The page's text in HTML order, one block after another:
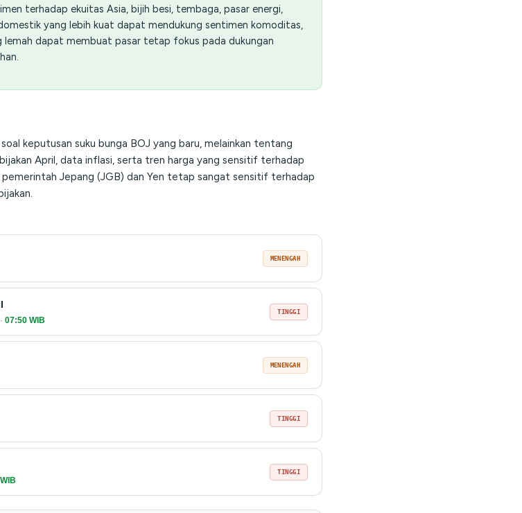
terhadap ekuitas Asia, bijih besi, tembaga, pasar energi,
yang lebih kuat dapat mendukung sentimen komoditas,
dapat membuat pasar tetap fokus pada dukungan
keputusan suku bunga BOJ yang baru, melainkan tentang
April, data inflasi, serta tren harga yang sensitif terhadap
pemerintah Jepang (JGB) dan Yen tetap sangat sensitif terhadap
MENENGAH
07:50 WIB
TINGGI
MENENGAH
TINGGI
TINGGI